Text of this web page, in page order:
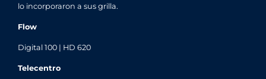
lo incorporaron a sus grilla.
Flow
Digital 100 | HD 620
Telecentro